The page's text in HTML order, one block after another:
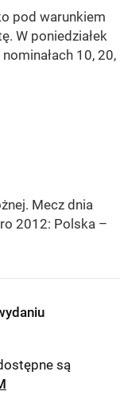
pod warunkiem
W poniedziałek
10, 20,
Mecz dnia
2012: Polska –
są